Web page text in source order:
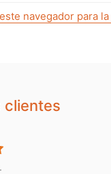
navegador para
clientes